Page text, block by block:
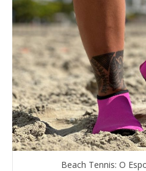
Beach Tennis: O